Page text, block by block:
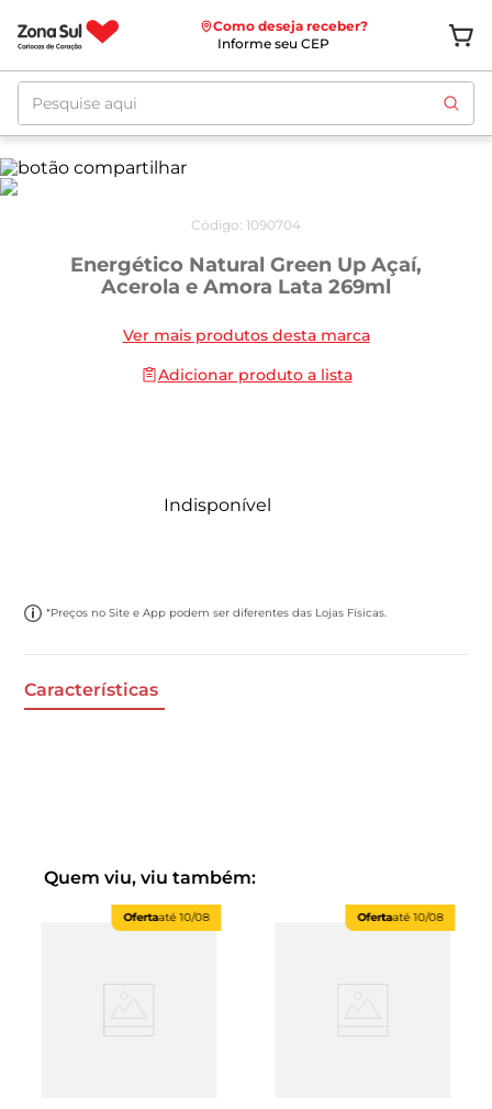
Como deseja receber?
Informe seu CEP
Pesquise aqui
Código: 1090704
Energético Natural Green Up Açaí,
Acerola e Amora Lata 269ml
Ver mais produtos desta marca
Adicionar produto a lista
Indisponível
*Preços no Site e App podem ser diferentes das Lojas Físicas.
Características
Quem viu, viu também:
Ofertaaté10/08 Ofertaaté10/08